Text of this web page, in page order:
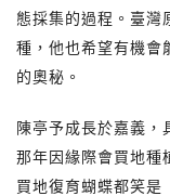
態採集的過程。臺
種，他也希望有機會
的奧秘。
陳亭予成長於嘉義，
那年因緣際會買地種
買地復育蝴蝶都笑是